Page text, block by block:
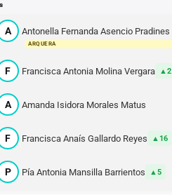
A Antonella Fernanda Asencio Pradines
ARQUERA
F Francisca Antonia Molina Vergara 2
A Amanda Isidora Morales Matus
F Francisca Anaís Gallardo Reyes 16
P Pía Antonia Mansilla Barrientos 5